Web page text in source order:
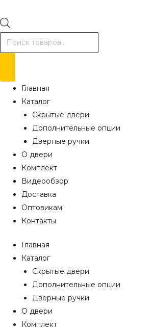
Поиск
товаров
Главная
Каталог
Скрытые двери
Дополнительные опции
Дверные ручки
О двери
Комплект
Видеообзор
Доставка
Оптовикам
Контакты
Главная
Каталог
Скрытые двери
Дополнительные опции
Дверные ручки
О двери
Комплект